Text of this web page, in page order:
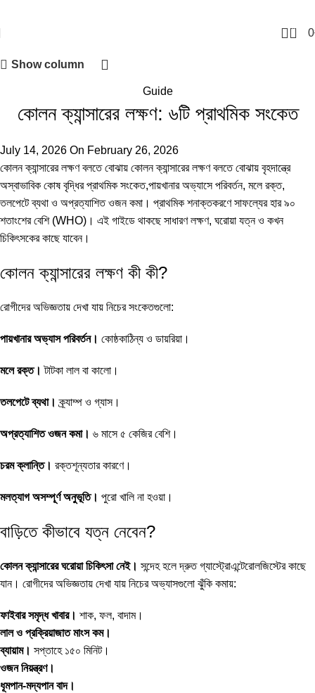
0 0
Show column
Guide
কোলন ক্যান্সারের লক্ষণ: ৬টি প্রাথমিক সংকেত
July 14, 2026 On February 26, 2026
কোলন ক্যান্সারের লক্ষণ বলতে বোঝায় কোলন ক্যান্সারের লক্ষণ বলতে বোঝায় বৃহদান্ত্রে
অস্বাভাবিক কোষ বৃদ্ধির প্রাথমিক সংকেত,পায়খানার অভ্যাসে পরিবর্তন, মলে রক্ত,
তলপেটে ব্যথা ও অপ্রত্যাশিত ওজন কমা। প্রাথমিক শনাক্তকরণে সাফল্যের হার ৯০
শতাংশের বেশি (WHO)। এই গাইডে থাকছে সাধারণ লক্ষণ, ঘরোয়া যত্ন ও কখন
চিকিৎসকের কাছে যাবেন।
কোলন ক্যান্সারের লক্ষণ কী কী?
রোগীদের অভিজ্ঞতায় দেখা যায় নিচের সংকেতগুলো:
পায়খানার অভ্যাস পরিবর্তন। কোষ্ঠকাঠিন্য ও ডায়রিয়া।
মলে রক্ত। টাটকা লাল বা কালো।
তলপেটে ব্যথা। ক্র্যাম্প ও গ্যাস।
অপ্রত্যাশিত ওজন কমা। ৬ মাসে ৫ কেজির বেশি।
চরম ক্লান্তি। রক্তশূন্যতার কারণে।
মলত্যাগ অসম্পূর্ণ অনুভূতি। পুরো খালি না হওয়া।
বাড়িতে কীভাবে যত্ন নেবেন?
কোলন ক্যান্সারের ঘরোয়া চিকিৎসা নেই। সন্দেহ হলে দ্রুত গ্যাস্ট্রোএন্টেরোলজিস্টের কাছে
যান। রোগীদের অভিজ্ঞতায় দেখা যায় নিচের অভ্যাসগুলো ঝুঁকি কমায়:
ফাইবার সমৃদ্ধ খাবার। শাক, ফল, বাদাম।
লাল ও প্রক্রিয়াজাত মাংস কম।
ব্যায়াম। সপ্তাহে ১৫০ মিনিট।
ওজন নিয়ন্ত্রণ।
ধূমপান-মদ্যপান বাদ।